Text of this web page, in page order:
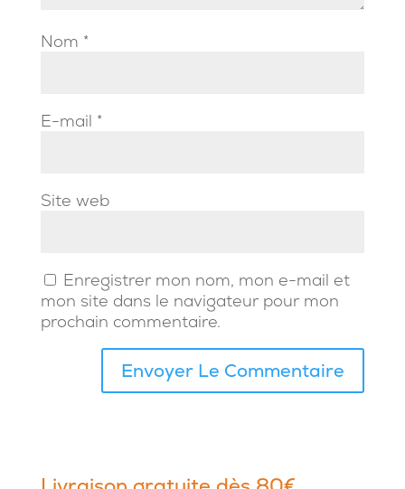
Nom *
E-mail *
Site web
Enregistrer mon nom, mon e-mail et
mon site dans le navigateur pour mon
prochain commentaire.